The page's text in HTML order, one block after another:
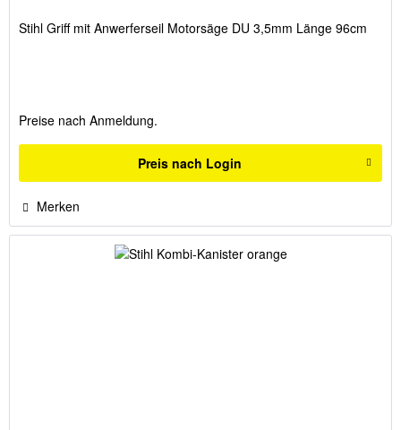
Stihl Griff mit Anwerferseil Motorsäge DU 3,5mm Länge 96cm
Preise nach Anmeldung.
Preis nach Login
Merken